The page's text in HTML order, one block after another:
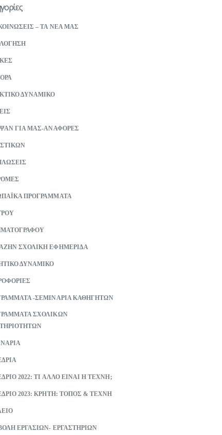
– ΤΑ ΝΕΑ ΜΑΣ
ΔΥΝΑΜΙΚΟ
ΓΙΑ ΜΑΣ-ΑΝΑΦΟΡΕΣ
ΠΡΟΓΡΑΜΜΑΤΑ
ΣΧΟΛΙΚΗ ΕΦΗΜΕΡΙΔΑ
ΔΥΝΑΜΙΚΟ
-ΣΕΜΙΝΑΡΙΑ ΚΑΘΗΓΗΤΩΝ
ΣΧΟΛΙΚΩΝ
2022: ΤΙ ΑΛΛΟ ΕΙΝΑΙ Η ΤΕΧΝΗ;
2023: ΚΡΗΤΗ: ΤΟΠΟΣ & ΤΕΧΝΗ
ΕΡΓΑΣΙΩΝ- ΕΡΓΑΣΤΗΡΙΩΝ